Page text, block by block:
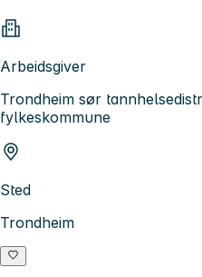
Arbeidsgiver
Trondheim sør
fylkeskommune
Sted
Trondheim